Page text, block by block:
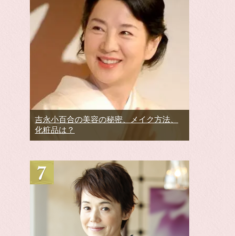
吉永小百合の美容の秘密、メイク方法、
化粧品は？